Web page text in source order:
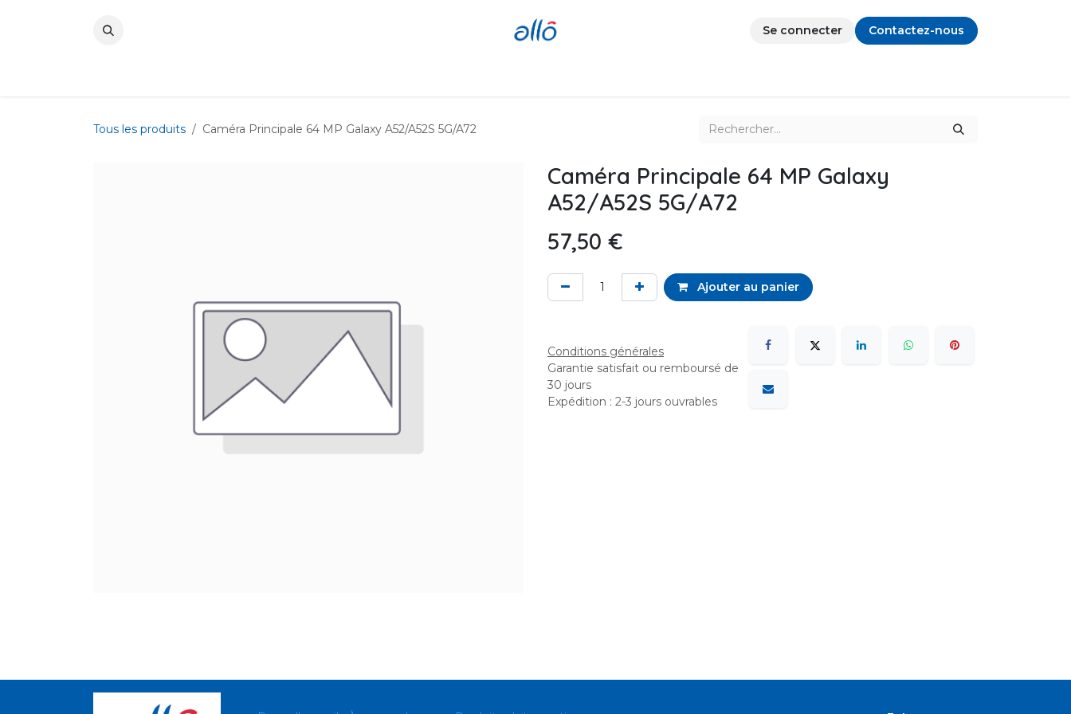
Se connecter
Contactez-nous
Tous les produits Caméra Principale 64 MP Galaxy A52/A52S 5G/A72
Caméra Principale 64 MP Galaxy
A52/A52S 5G/A72
57,50 €
Ajouter au panier
Conditions générales
Garantie satisfait ou remboursé de
30 jours
Expédition : 2-3 jours ouvrables